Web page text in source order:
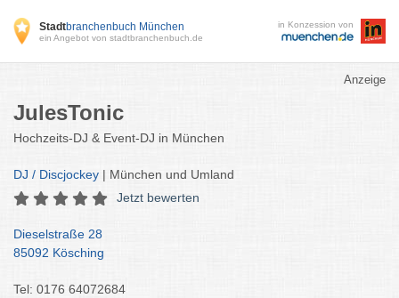
Stadtbranchenbuch München
ein Angebot von stadtbranchenbuch.de
in Konzession von
Anzeige
JulesTonic
Hochzeits-DJ & Event-DJ in München
DJ / Discjockey | München und Umland
Jetzt bewerten
Dieselstraße 28
85092 Kösching
Tel: 0176 64072684